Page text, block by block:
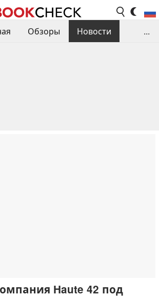
Обзоры
Новости
...
Haute 42 под